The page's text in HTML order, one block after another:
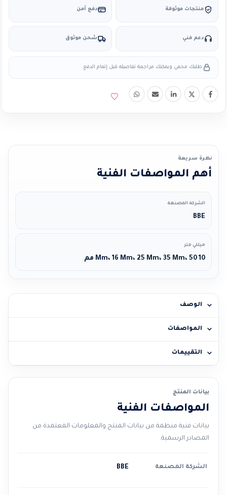
منتجات موثوقة دفع آمن
دعم فني شحن موثوق
طلبك محمي ويمكنك مراجعة تفاصيله قبل إتمام الدفع.
نظرة سريعة
أهم المواصفات الفنية
الشركة المصنعة
BBE
ميللي متر
10 Mm، 16 Mm، 25 Mm، 35 Mm، 50 مم
الوصف
المواصفات
التقييمات
بيانات المنتج
المواصفات الفنية
بيانات فنية منظمة من بيانات المنتج والمعلومات المعتمدة من
المصادر الرسمية.
الشركة المصنعة BBE